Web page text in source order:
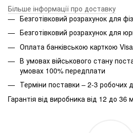
Більше інформації про доставку
Безготівковий розрахунок для
Безготівковий розрахунок для
Оплата банківською карткою
В умовах військового стану
умовах 100% передплати
Терміни поставки – 2-3 робочих
Гарантія від виробника від 12 до 36